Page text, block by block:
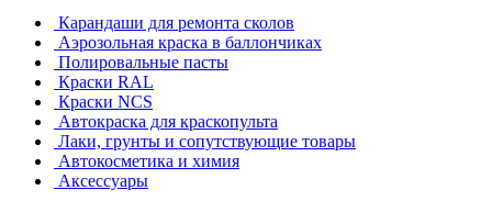
Карандаши для ремонта сколов
Аэрозольная краска в баллончиках
Полировальные пасты
Краски RAL
Краски NCS
Автокраска для краскопульта
Лаки, грунты и сопутствующие товары
Автокосметика и химия
Аксессуары